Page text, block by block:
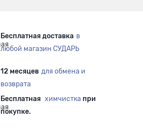
Бесплатная доставка в
любой магазин СУДАРЬ
12 месяцев для обмена и
возврата
Бесплатная химчистка при
покупке.